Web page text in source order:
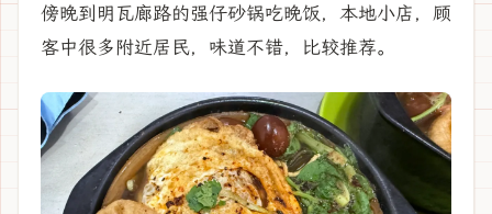
傍晚到明瓦廊路的强仔砂锅吃晚饭，本地小店，顾
客中很多附近居民，味道不错，比较推荐。